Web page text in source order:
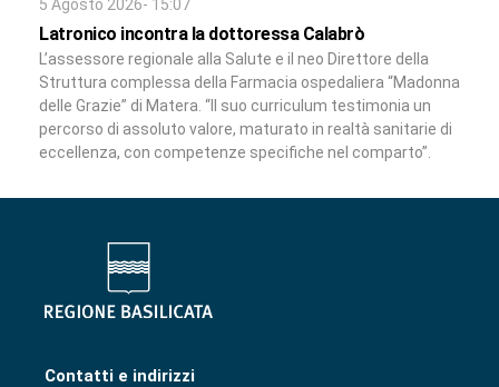
5 Agosto 2026- 15:07
Latronico incontra la dottoressa Calabrò
L’assessore regionale alla Salute e il neo Direttore della
Struttura complessa della Farmacia ospedaliera “Madonna
delle Grazie” di Matera. “Il suo curriculum testimonia un
percorso di assoluto valore, maturato in realtà sanitarie di
eccellenza, con competenze specifiche nel comparto”.
Contatti e indirizzi